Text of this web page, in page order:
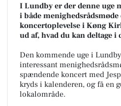
I Lundby er der denne uge
i både
koncertoplevelse i Køng
ud af, hvad du kan deltage i
Den kommende uge i
interessant
spændende koncert med
kryds i kalenderen, og få en
lokalområde.